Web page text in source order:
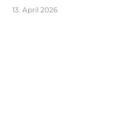
13. April 2026